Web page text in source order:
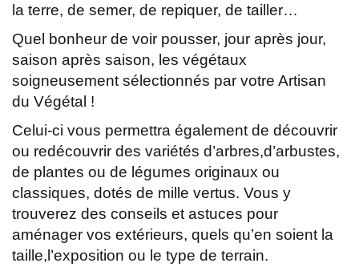
la terre, de semer, de repiquer, de tailler…
Quel bonheur de voir pousser, jour après jour,
saison après saison, les végétaux
soigneusement sélectionnés par votre Artisan
du Végétal !
Celui-ci vous permettra également de découvrir
ou redécouvrir des variétés d’arbres,d’arbustes,
de plantes ou de légumes originaux ou
classiques, dotés de mille vertus. Vous y
trouverez des conseils et astuces pour
aménager vos extérieurs, quels qu’en soient la
taille,l’exposition ou le type de terrain.